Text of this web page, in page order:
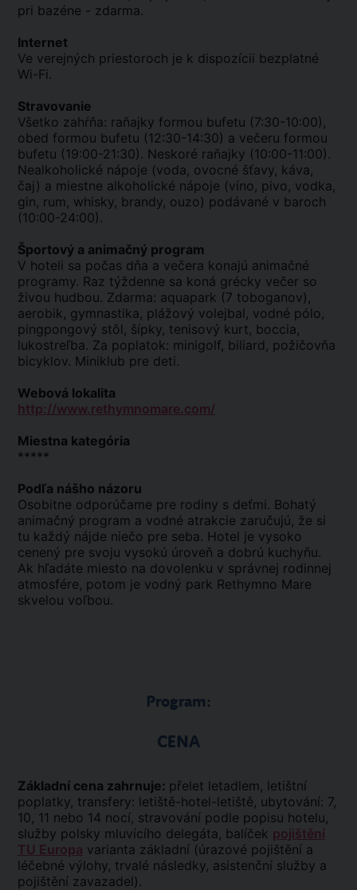
pri bazéne - zdarma.
Internet
Ve verejných priestoroch je k dispozícii bezplatné
Wi-Fi.
Stravovanie
Všetko zahŕňa: raňajky formou bufetu (7:30-10:00),
obed formou bufetu (12:30-14:30) a večeru formou
bufetu (19:00-21:30). Neskoré raňajky (10:00-11:00).
Nealkoholické nápoje (voda, ovocné šťavy, káva,
čaj) a miestne alkoholické nápoje (víno, pivo, vodka,
gin, rum, whisky, brandy, ouzo) podávané v baroch
(10:00-24:00).
Športový a animačný program
V hoteli sa počas dňa a večera konajú animačné
programy. Raz týždenne sa koná grécky večer so
živou hudbou. Zdarma: aquapark (7 toboganov),
aerobik, gymnastika, plážový volejbal, vodné pólo,
pingpongový stôl, šípky, tenisový kurt, boccia,
lukostreľba. Za poplatok: minigolf, biliard, požičovňa
bicyklov. Miniklub pre deti.
Webová lokalita
http://www.rethymnomare.com/
Miestna kategória
*****
Podľa nášho názoru
Osobitne odporúčame pre rodiny s deťmi. Bohatý
animačný program a vodné atrakcie zaručujú, že si
tu každý nájde niečo pre seba. Hotel je vysoko
cenený pre svoju vysokú úroveň a dobrú kuchyňu.
Ak hľadáte miesto na dovolenku v správnej rodinnej
atmosfére, potom je vodný park Rethymno Mare
skvelou voľbou.
Program:
CENA
Základní cena zahrnuje: přelet letadlem, letištní
poplatky, transfery: letiště-hotel-letiště, ubytování: 7,
10, 11 nebo 14 nocí, stravování podle popisu hotelu,
služby polsky mluvícího delegáta, balíček pojištění
TU Europa varianta základní (úrazové pojištění a
léčebné výlohy, trvalé následky, asistenční služby a
pojištění zavazadel).